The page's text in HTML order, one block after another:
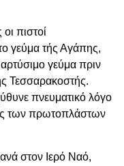
πιστοί
γεύμα τής Αγάπης,
γεύμα πριν
Τεσσαρακοστής.
πνευματικό λόγο
των πρωτοπλάστων
στον Ιερό Ναό,